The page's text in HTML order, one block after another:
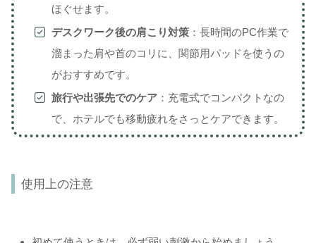
ほぐせます。
デスクワーク後の肩こり対策 ：長時間のPC作業で
溜まった肩や首のコリに、関節用パッドを使うの
がおすすめです。
旅行や出張先でのケア ：充電式でコンパクトなの
で、ホテルでも移動疲れをさっとケアできます。
使用上の注意